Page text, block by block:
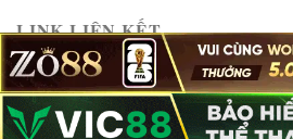
LINK LIÊN KẾT
Copyright 2026 ©